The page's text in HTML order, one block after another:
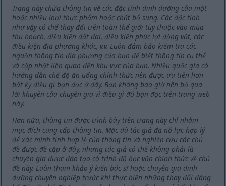
Trang này chứa thông tin về các đặc tính dinh dưỡng của một
hoặc nhiều loại thực phẩm hoặc chất bổ sung. Các đặc tính
như vậy có thể thay đổi trên toàn thế giới tùy thuộc vào mùa
thu hoạch, điều kiện đất đai, điều kiện phúc lợi động vật, các
điều kiện địa phương khác, v.v. Luôn đảm bảo kiểm tra các
nguồn thông tin địa phương của bạn để biết thông tin cụ thể
và cập nhật liên quan đến khu vực của bạn. Nhiều quốc gia có
hướng dẫn chế độ ăn uống chính thức nên được ưu tiên hơn
bất kỳ điều gì bạn đọc ở đây. Bạn không bao giờ nên bỏ qua
lời khuyên của chuyên gia vì điều gì đó bạn đọc trên trang web
này.
Hơn nữa, thông tin được trình bày trên trang này chỉ nhằm
mục đích cung cấp thông tin. Mặc dù tác giả đã nỗ lực hợp lý
để xác minh tính hợp lệ của thông tin và nghiên cứu các chủ
đề được đề cập ở đây, nhưng tác giả có thể không phải là
chuyên gia được đào tạo có trình độ học vấn chính thức về chủ
đề này. Luôn tham khảo ý kiến bác sĩ hoặc chuyên gia dinh
dưỡng chuyên nghiệp trước khi thực hiện những thay đổi đáng